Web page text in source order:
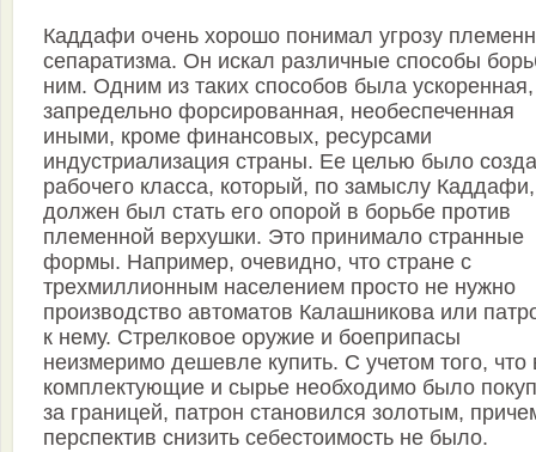
Каддафи очень хорошо понимал угрозу
сепаратизма. Он искал различные способы
ним. Одним из таких способов была ускоренная,
запредельно форсированная, необеспеченная
иными, кроме финансовых, ресурсами
индустриализация страны. Ее целью было
рабочего класса, который, по замыслу Каддафи,
должен был стать его опорой в борьбе против
племенной верхушки. Это принимало странные
формы. Например, очевидно, что стране с
трехмиллионным населением просто не нужно
производство автоматов Калашникова или
к нему. Стрелковое оружие и боеприпасы
неизмеримо дешевле купить. С учетом того, что
комплектующие и сырье необходимо было
за границей, патрон становился золотым,
перспектив снизить себестоимость не было.